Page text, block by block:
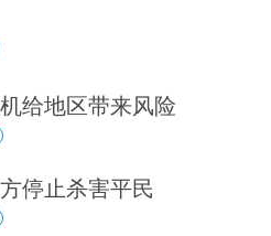
给地区带来风险
停止杀害平民